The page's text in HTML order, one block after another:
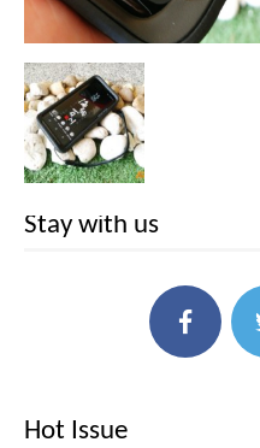
Stay with us
Hot Issue